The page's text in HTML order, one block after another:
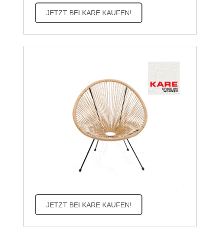
JETZT BEI KARE KAUFEN!
JETZT BEI KARE KAUFEN!